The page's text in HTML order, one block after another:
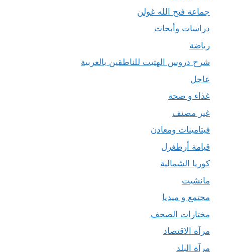
جماعة فتح الله غولن
دراسات وأبحاث
رياضة
شرح دروس الهتيت للناطقين بالعربية
عاجل
غذاء و صحة
غير مصنف
فيتامينات ومعادن
قيامة أرطغرل
كوريا الشمالية
مانشيت
مجتمع و ميديا
مختارات الصحف
مرآة الاقتصاد
مرآة البلد